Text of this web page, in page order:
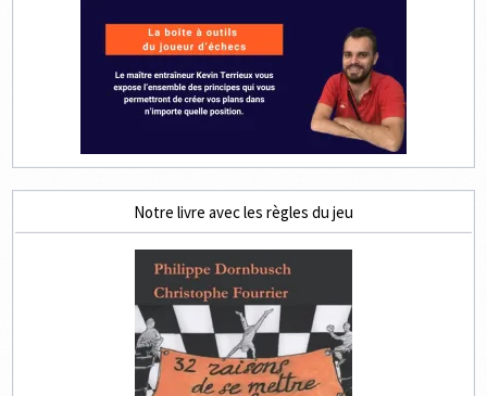
Notre livre avec les règles du jeu